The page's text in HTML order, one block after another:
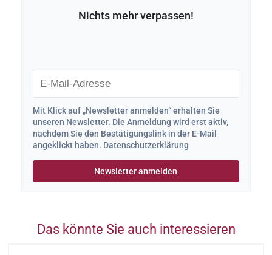
Nichts mehr verpassen!
Mit Klick auf „Newsletter anmelden“ erhalten Sie
unseren Newsletter. Die Anmeldung wird erst aktiv,
nachdem Sie den Bestätigungslink in der E-Mail
angeklickt haben. Datenschutzerklärung
Das könnte Sie auch interessieren